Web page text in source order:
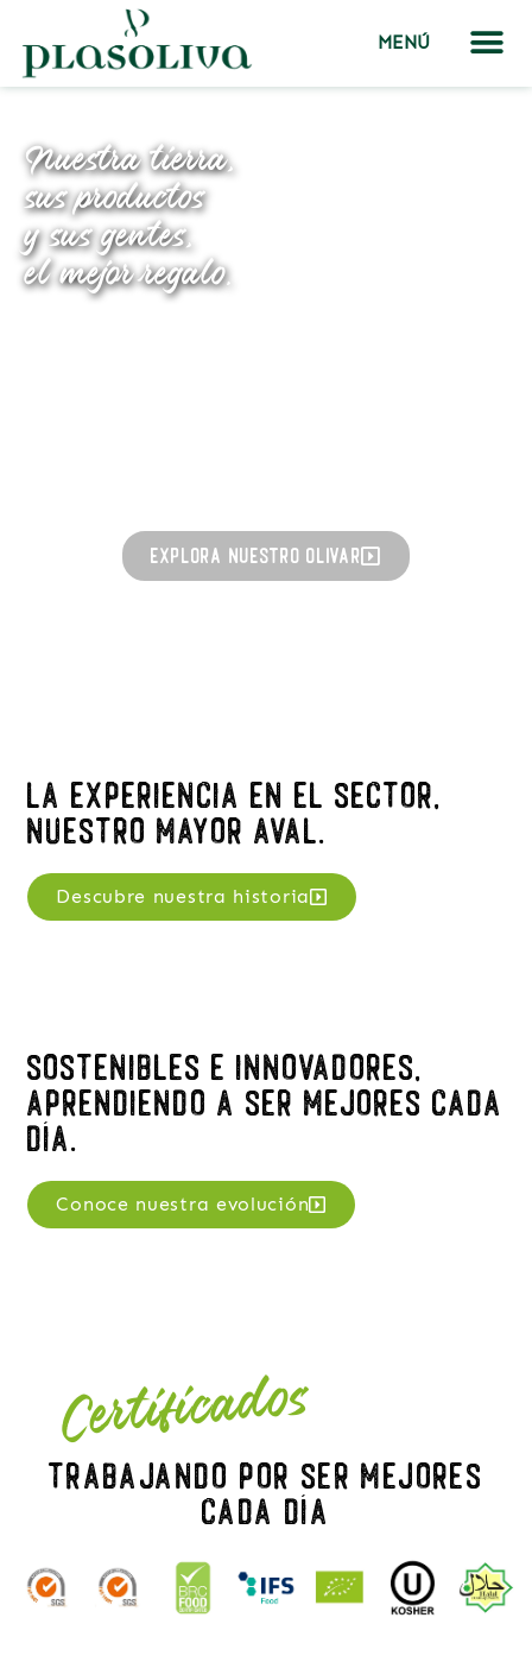
MENÚ
Nuestra tierra,
sus productos
y sus gentes,
el mejor regalo.
Explora nuestro olivar
La experiencia en el sector,
nuestro mayor aval.
Descubre nuestra historia
Sostenibles e innovadores,
aprendiendo a ser mejores cada
día.
Conoce nuestra evolución
Certificados
Trabajando por ser mejores
cada día